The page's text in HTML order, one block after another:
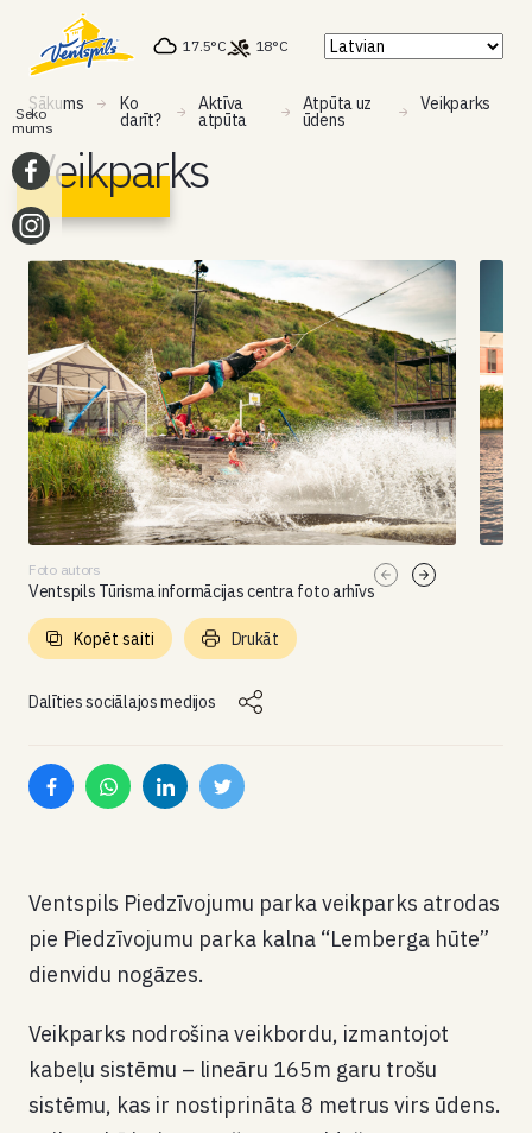
17.5°C 18°C
Sākums Ko
darīt?
Aktīva
atpūta
Atpūta uz
ūdens
Veikparks
Veikparks
Foto autors
Ventspils Tūrisma informācijas centra foto arhīvs
Dalīties sociālajos medijos
Kopēt saiti Drukāt
Ventspils Piedzīvojumu parka veikparks atrodas
pie Piedzīvojumu parka kalna “Lemberga hūte”
dienvidu nogāzes.
Veikparks nodrošina veikbordu, izmantojot
kabeļu sistēmu – lineāru 165m garu trošu
sistēmu, kas ir nostiprināta 8 metrus virs ūdens.
Seko
mums